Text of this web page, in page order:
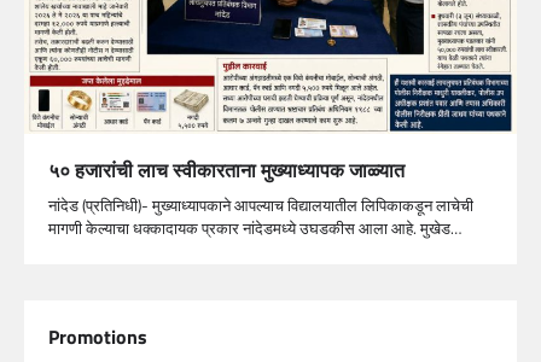
५० हजारांची लाच स्वीकारताना मुख्याध्यापक जाळ्यात
नांदेड (प्रतिनिधी)- मुख्याध्यापकाने आपल्याच विद्यालयातील लिपिकाकडून लाचेची
मागणी केल्याचा धक्कादायक प्रकार नांदेडमध्ये उघडकीस आला आहे. मुखेड…
Promotions